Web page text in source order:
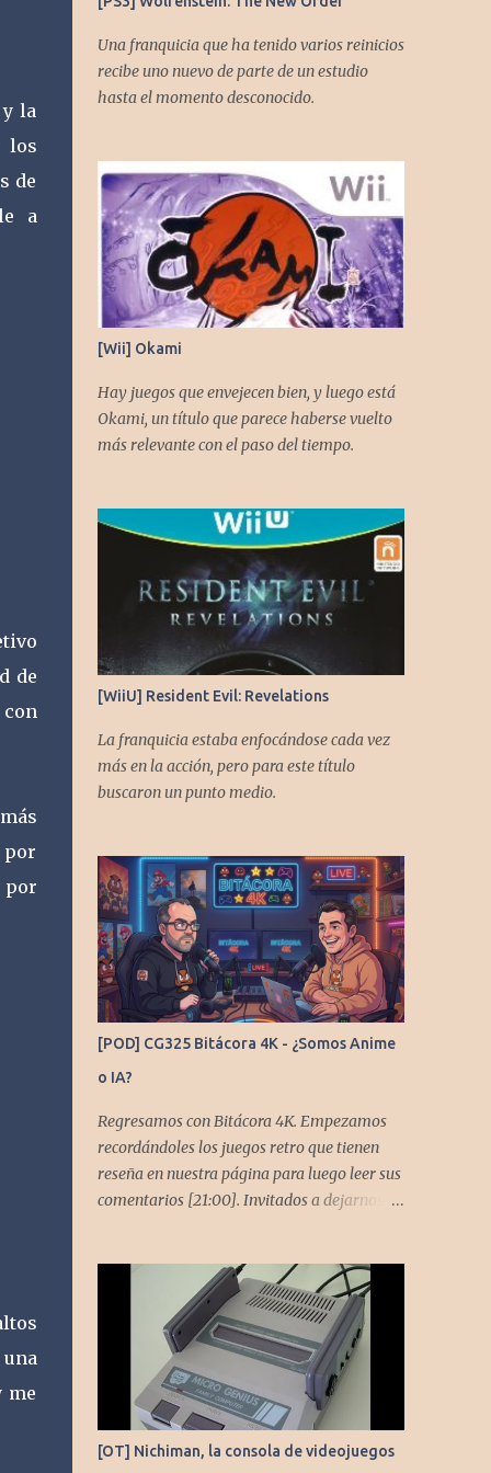
la
los
de
a
de
por
por
me
Una franquicia que ha tenido varios reinicios
recibe uno nuevo de parte de un estudio
hasta el momento desconocido.
[Wii] Okami
Hay juegos que envejecen bien, y luego está
Okami, un título que parece haberse vuelto
más relevante con el paso del tiempo.
[WiiU] Resident Evil: Revelations
La franquicia estaba enfocándose cada vez
más en la acción, pero para este título
buscaron un punto medio.
[POD] CG325 Bitácora 4K - ¿Somos Anime
o IA?
Regresamos con Bitácora 4K. Empezamos
recordándoles los juegos retro que tienen
reseña en nuestra página para luego leer sus
comentarios [21:00]. Invitados a dejarnos
pero lo usaremos para comentarles algunos
cambios que queremos hacer en el podcast.
Los acompañan @GoombaVictor y
@flagstaad que no estarían aquí si no es por
ustedes. Muchas gracias a todos los que nos
agregan a sus plataformas de podcast y nos
dejan comentarios en las cuentas de redes.
Spotify YouTube. Twitter -
[OT] Nichiman, la consola de videojuegos